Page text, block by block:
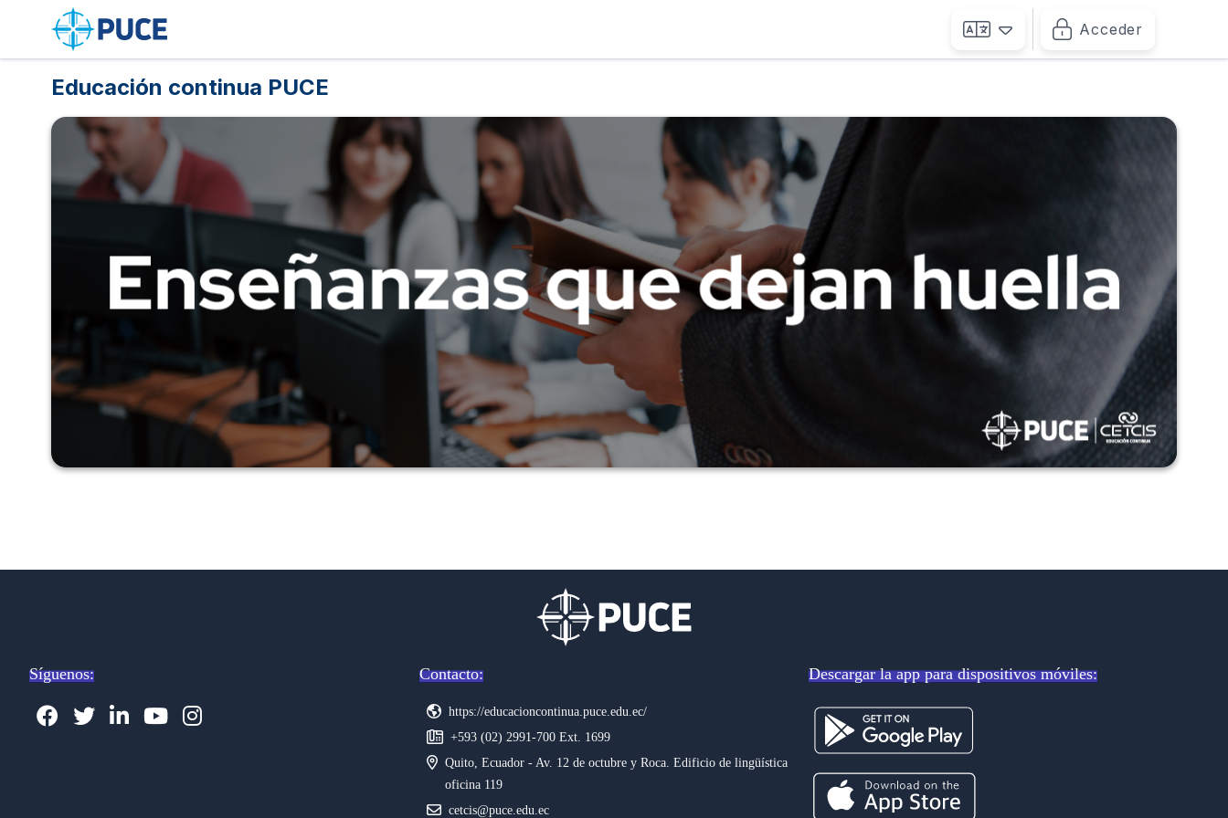
Salta al contenido principal
Acceder
Educación continua PUCE
Síguenos: Contacto:
https://educacioncontinua.puce.edu.ec/
+593 (02) 2991-700 Ext. 1699
Quito, Ecuador - Av. 12 de octubre y Roca. Edificio de lingüística
oficina 119
cetcis@puce.edu.ec
Descargar la app para dispositivos móviles: